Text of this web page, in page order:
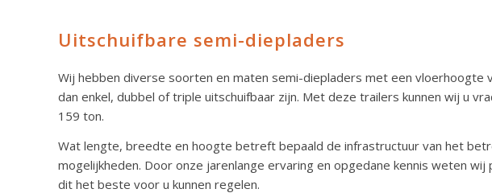
Uitschuifbare semi-diepladers
Wij hebben diverse soorten en maten semi-diepladers met een vloerhoogte
dan enkel, dubbel of triple uitschuifbaar zijn. Met deze trailers kunnen wij u
159 ton.
Wat lengte, breedte en hoogte betreft bepaald de infrastructuur van het
mogelijkheden. Door onze jarenlange ervaring en opgedane kennis weten
dit het beste voor u kunnen regelen.